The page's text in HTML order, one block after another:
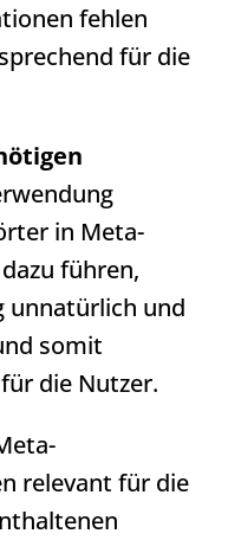
fehlen
für die
in Meta-
führen,
unnatürlich und
somit
die Nutzer.
relevant für die